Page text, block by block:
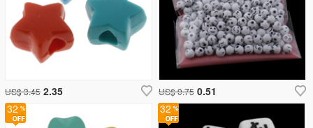
US$ 3.45 2.35 US$ 0.75 0.51
32 32